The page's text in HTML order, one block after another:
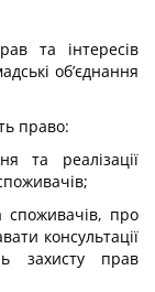
та інтересів
об’єднання
право:
та реалізації
споживачів, про
консультації
захисту прав